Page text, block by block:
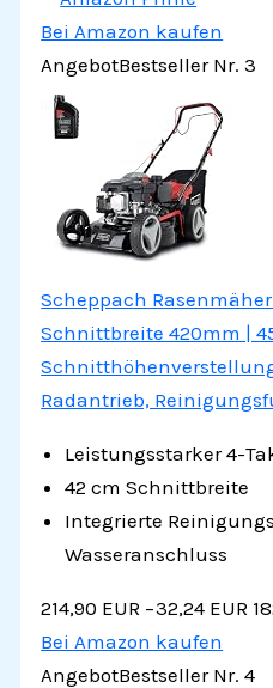
Bei Amazon kaufen
AngebotBestseller Nr. 3
Scheppach Rasenmäher
Schnittbreite 420mm |
Radantrieb,
Leistungsstarker 4-
42 cm Schnittbreite
Integrierte
Wasseranschluss
214,90 EUR −32,24 EUR
Bei Amazon kaufen
AngebotBestseller Nr. 4